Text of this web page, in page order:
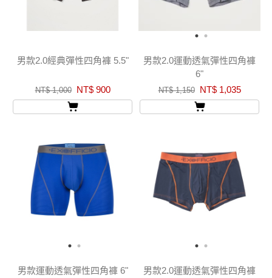
男款2.0經典彈性四角褲 5.5"
NT$ 1,000 NT$ 900
男款2.0運動透氣彈性四角褲
6"
NT$ 1,150 NT$ 1,035
男款運動透氣彈性四角褲 6"
男款2.0運動透氣彈性四角褲